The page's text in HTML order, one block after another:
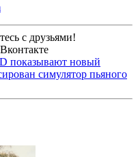
с друзьями!
Вконтакте
показывают новый
симулятор пьяного